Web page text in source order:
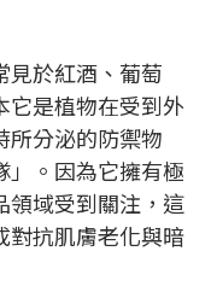
見於紅酒、葡萄
它是植物在受到外
所分泌的防禦物
」。因為它擁有極
領域受到關注，這
對抗肌膚老化與暗